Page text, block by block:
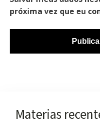
próxima vez que eu
Materias